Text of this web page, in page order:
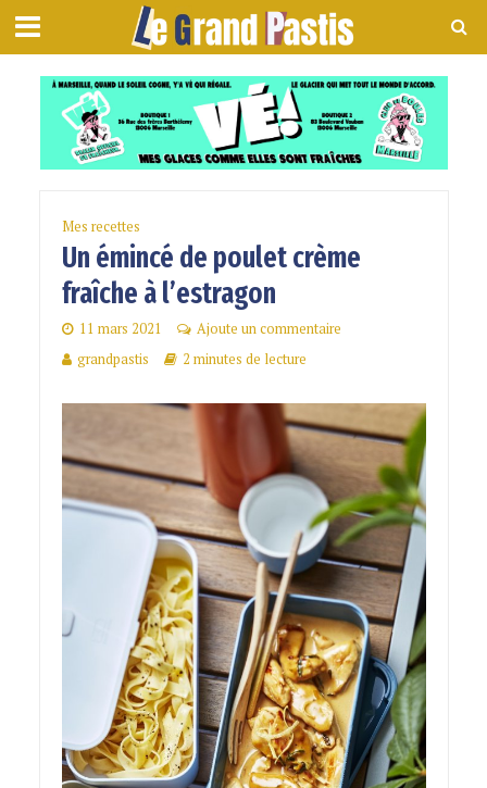
Mes recettes
Un émincé de poulet crème
fraîche à l’estragon
11 mars 2021
Ajoute un commentaire
grandpastis
2 minutes de lecture